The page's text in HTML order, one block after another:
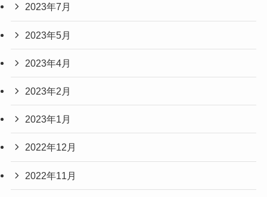
2023年7月
2023年5月
2023年4月
2023年2月
2023年1月
2022年12月
2022年11月